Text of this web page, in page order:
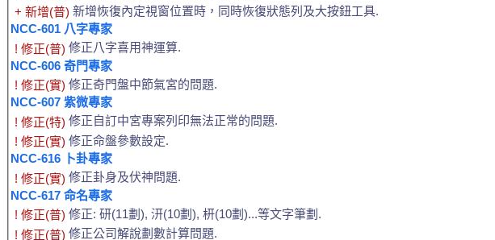
+ 新增(普) 新增恢復內定視窗位置時，同時恢復狀態列及大按鈕工具.
NCC-601 八字專家
! 修正(普) 修正八字喜用神運算.
NCC-606 奇門專家
! 修正(實) 修正奇門盤中節氣宮的問題.
NCC-607 紫微專家
! 修正(特) 修正自訂中宮專案列印無法正常的問題.
! 修正(實) 修正命盤參數設定.
NCC-616 卜卦專家
! 修正(實) 修正卦身及伏神問題.
NCC-617 命名專家
! 修正(普) 修正: 研(11劃), 汧(10劃), 枅(10劃)...等文字筆劃.
! 修正(普) 修正公司解說劃數計算問題.